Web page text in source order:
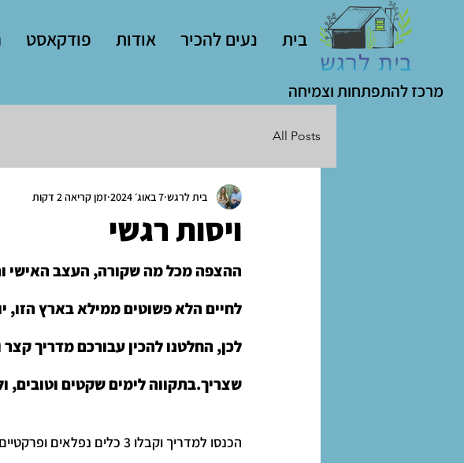
בית נעים להכיר אודות פודקאסט
מרכז להתפתחות וצמיחה
All Posts
ויסות רגשי
בית לרגש 7 באוג׳ 2024 זמן קריאה 2 דקות
ההצפה מכל מה שקורה, העצב האישי
לחיים הלא פשוטים ממילא בארץ הזו,
לכן, החלטנו להכין עבורכם מדריך
שצריך.בתקווה לימים שקטים וטובים,
הכנסו למדריך וקבלו 3 כלים נפלאים ופרקטיים ליצירת ויסות רגשי